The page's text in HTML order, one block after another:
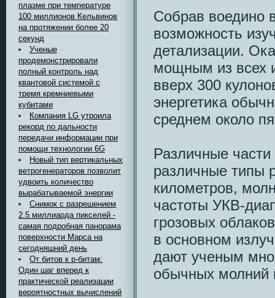
плазме при температуре
100 миллионов Кельвинов
на протяжении более 20
секунд
Ученые
продемонстрировали
полный контроль над
квантовой системой с
тремя кремниевыми
кубитами
Компания LG утроила
рекорд по дальности
передачи информации при
помощи технологии 6G
Новый тип вертикальных
ветрогенераторов позволит
удвоить количество
вырабатываемой энергии
Снимок с разрешением
2.5 миллиарда пикселей -
самая подробная панорама
поверхности Марса на
сегодняшний день
От битов к p-битам:
Один шаг вперед к
практической реализации
вероятностных вычислений
Собрав воедино
возможность
детализации.
мощным из всех
вверх 300
энергетика
среднем около
Различные
различные типы
километров,
частоты УКВ-
грозовых
в основном
дают ученым
обычных молний